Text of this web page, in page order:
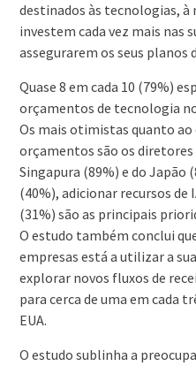
destinados às tecnologias, à
investem cada vez mais nas
assegurarem os seus planos
Quase 8 em cada 10 (79%)
orçamentos de tecnologia
Os mais otimistas quanto ao
orçamentos são os diretores
Singapura (89%) e do Japão
(40%), adicionar recursos de
(31%) são as principais
O estudo também conclui
empresas está a utilizar a
explorar novos fluxos de
para cerca de uma em cada
EUA.
O estudo sublinha a